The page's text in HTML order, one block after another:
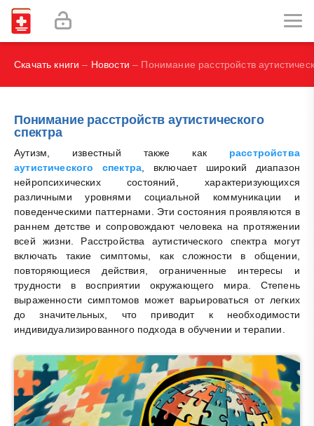
И.В., Брегель Л.В., Субботин В.М.
Фокин В. А.
Скачать книги – Новости – Понимание расстройств
Понимание расстройств аутистического
спектра
Аутизм, известный также как расстройства
аутистического спектра , включает широкий диапазон
нейропсихических состояний, характеризующихся
различными уровнями социальной коммуникации и
поведенческими паттернами. Эти состояния проявляются в
раннем детстве и сопровождают человека на протяжении
всей жизни. Расстройства аутистического спектра могут
включать такие симптомы, как сложности в общении,
повторяющиеся действия, ограниченные интересы и
трудности в восприятии окружающего мира. Степень
выраженности симптомов может варьироваться от легких
до значительных, что приводит к необходимости
индивидуализированного подхода в обучении и терапии.